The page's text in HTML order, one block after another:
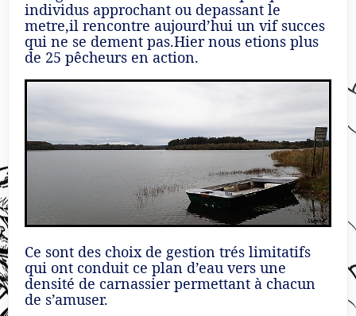
individus approchant ou depassant le
metre,il rencontre aujourd’hui un vif succes
qui ne se dement pas.Hier nous etions plus
de 25 pêcheurs en action.
Ce sont des choix de gestion trés limitatifs
qui ont conduit ce plan d’eau vers une
densité de carnassier permettant à chacun
de s’amuser.